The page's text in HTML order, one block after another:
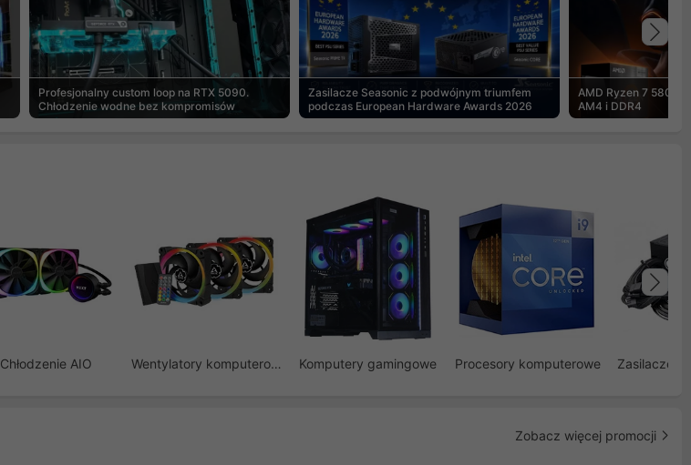
Profesjonalny custom loop na RTX 5090.
Chłodzenie wodne bez kompromisów
Zasilacze Seasonic z podwójnym triumfem
podczas European Hardware Awards 2026
AMD Ryzen 7
AM4 i DDR4
Chłodzenie AIO Wentylatory komputerowe Komputery gamingowe Procesory komputerowe Zasilacze
Zobacz więcej promocji